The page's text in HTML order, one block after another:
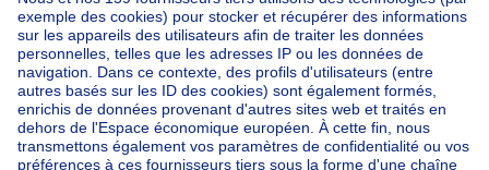
Accueil Belgique
Bruxelles (province)
Bruxelles (arrondissement)
Acheter votre maison à Berchem-sainte-agathe